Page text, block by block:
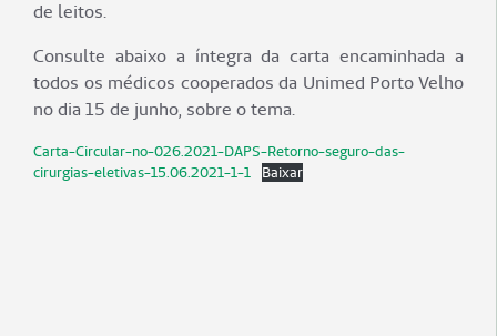
de leitos.
Consulte abaixo a íntegra da carta encaminhada a
todos os médicos cooperados da Unimed Porto Velho
no dia 15 de junho, sobre o tema.
Carta-Circular-no-026.2021-DAPS-Retorno-seguro-das-
cirurgias-eletivas-15.06.2021-1-1
Baixar